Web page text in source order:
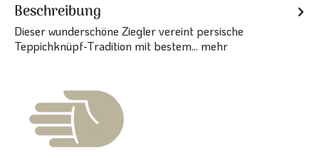
Beschreibung
Dieser wunderschöne Ziegler vereint persische
Teppichknüpf-Tradition mit bestem... mehr